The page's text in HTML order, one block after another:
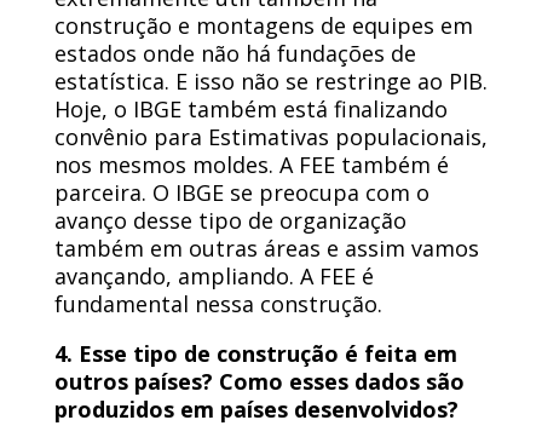
construção e montagens de equipes em
estados onde não há fundações de
estatística. E isso não se restringe ao PIB.
Hoje, o IBGE também está finalizando
convênio para Estimativas populacionais,
nos mesmos moldes. A FEE também é
parceira. O IBGE se preocupa com o
avanço desse tipo de organização
também em outras áreas e assim vamos
avançando, ampliando. A FEE é
fundamental nessa construção.
4. Esse tipo de construção é feita em
outros países? Como esses dados são
produzidos em países desenvolvidos?